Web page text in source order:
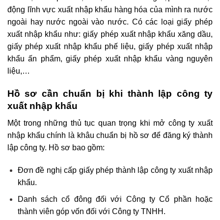
động lĩnh vực xuất nhập khẩu hàng hóa của mình ra nước
ngoài hay nước ngoài vào nước. Có các loại giấy phép
xuất nhập khẩu như: giấy phép xuất nhập khẩu xăng dầu,
giấy phép xuất nhập khẩu phế liệu, giấy phép xuất nhập
khẩu ấn phẩm, giấy phép xuất nhập khẩu vàng nguyên
liệu,…
Hồ sơ cần chuẩn bị khi thành lập công ty
xuất nhập khẩu
Một trong những thủ tục quan trọng khi mở công ty xuất
nhập khẩu chính là khâu chuẩn bị hồ sơ để đăng ký thành
lập công ty. Hồ sơ bao gồm:
Đơn đề nghị cấp giấy phép thành lập công ty xuất nhập
khẩu.
Danh sách cổ đông đối với Công ty Cổ phần hoặc
thành viên góp vốn đối với Công ty TNHH.